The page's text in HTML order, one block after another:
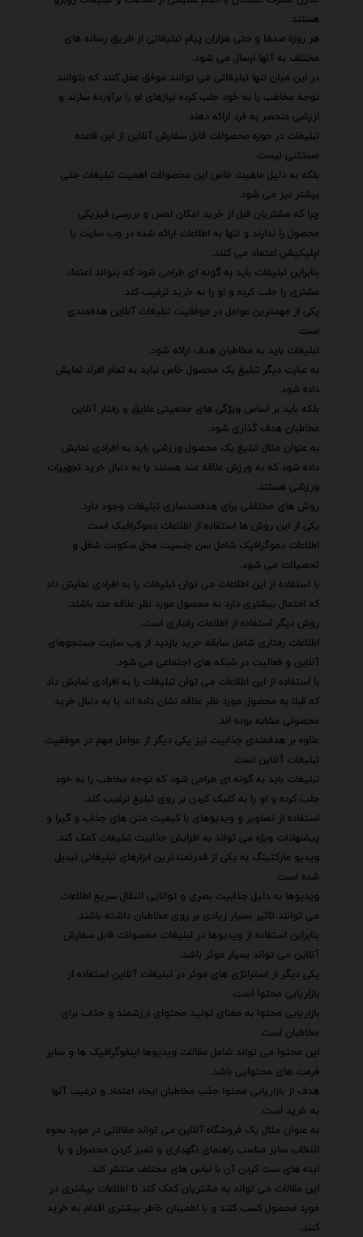
هستند.
هر روزه صدها و حتی هزاران پیام تبلیغاتی از طریق رسانه های
مختلف به آنها ارسال می شود.
در این میان تنها تبلیغاتی می توانند موفق عمل کنند که بتوانند
توجه مخاطب را به خود جلب کرده نیازهای او را برآورده سازند و
ارزشی منحصر به فرد ارائه دهند.
تبلیغات در حوزه محصولات قابل سفارش آنلاین از این قاعده
مستثنی نیست.
بلکه به دلیل ماهیت خاص این محصولات اهمیت تبلیغات حتی
بیشتر نیز می شود.
چرا که مشتریان قبل از خرید امکان لمس و بررسی فیزیکی
محصول را ندارند و تنها به اطلاعات ارائه شده در وب سایت یا
اپلیکیشن اعتماد می کنند.
بنابراین تبلیغات باید به گونه ای طراحی شود که بتواند اعتماد
مشتری را جلب کرده و او را به خرید ترغیب کند.
یکی از مهمترین عوامل در موفقیت تبلیغات آنلاین هدفمندی
است.
تبلیغات باید به مخاطبان هدف ارائه شود.
به عبارت دیگر تبلیغ یک محصول خاص نباید به تمام افراد نمایش
داده شود.
بلکه باید بر اساس ویژگی های جمعیتی علایق و رفتار آنلاین
مخاطبان هدف گذاری شود.
به عنوان مثال تبلیغ یک محصول ورزشی باید به افرادی نمایش
داده شود که به ورزش علاقه مند هستند یا به دنبال خرید تجهیزات
ورزشی هستند.
روش های مختلفی برای هدفمندسازی تبلیغات وجود دارد.
یکی از این روش ها استفاده از اطلاعات دموگرافیک است.
اطلاعات دموگرافیک شامل سن جنسیت محل سکونت شغل و
تحصیلات می شود.
با استفاده از این اطلاعات می توان تبلیغات را به افرادی نمایش داد
که احتمال بیشتری دارد به محصول مورد نظر علاقه مند باشند.
روش دیگر استفاده از اطلاعات رفتاری است.
اطلاعات رفتاری شامل سابقه خرید بازدید از وب سایت جستجوهای
آنلاین و فعالیت در شبکه های اجتماعی می شود.
با استفاده از این اطلاعات می توان تبلیغات را به افرادی نمایش داد
که قبلا به محصول مورد نظر علاقه نشان داده اند یا به دنبال خرید
محصولی مشابه بوده اند.
علاوه بر هدفمندی جذابیت نیز یکی دیگر از عوامل مهم در موفقیت
تبلیغات آنلاین است.
تبلیغات باید به گونه ای طراحی شود که توجه مخاطب را به خود
جلب کرده و او را به کلیک کردن بر روی تبلیغ ترغیب کند.
استفاده از تصاویر و ویدیوهای با کیفیت متن های جذاب و گیرا و
پیشنهادات ویژه می تواند به افزایش جذابیت تبلیغات کمک کند.
ویدیو مارکتینگ به یکی از قدرتمندترین ابزارهای تبلیغاتی تبدیل
شده است.
ویدیوها به دلیل جذابیت بصری و توانایی انتقال سریع اطلاعات
می توانند تاثیر بسیار زیادی بر روی مخاطبان داشته باشند.
بنابراین استفاده از ویدیوها در تبلیغات محصولات قابل سفارش
آنلاین می تواند بسیار موثر باشد.
یکی دیگر از استراتژی های موثر در تبلیغات آنلاین استفاده از
بازاریابی محتوا است.
بازاریابی محتوا به معنای تولید محتوای ارزشمند و جذاب برای
مخاطبان است.
این محتوا می تواند شامل مقالات ویدیوها اینفوگرافیک ها و سایر
فرمت های محتوایی باشد.
هدف از بازاریابی محتوا جذب مخاطبان ایجاد اعتماد و ترغیب آنها
به خرید است.
به عنوان مثال یک فروشگاه آنلاین می تواند مقالاتی در مورد نحوه
انتخاب سایز مناسب راهنمای نگهداری و تمیز کردن محصول و یا
ایده های ست کردن آن با لباس های مختلف منتشر کند.
این مقالات می تواند به مشتریان کمک کند تا اطلاعات بیشتری در
مورد محصول کسب کنند و با اطمینان خاطر بیشتری اقدام به خرید
کنند.